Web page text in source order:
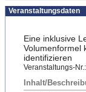
Veranstaltungsdaten
Eine inklusive
Volumenformel
identifizieren
Veranstaltungs-Nr.:
Inhalt/